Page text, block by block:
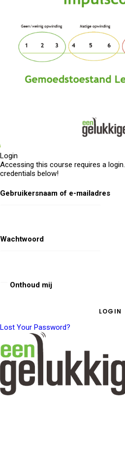
Login
Accessing this course requires a
credentials below!
Gebruikersnaam of e-mailadres
Wachtwoord
Onthoud mij
Lost Your Password?